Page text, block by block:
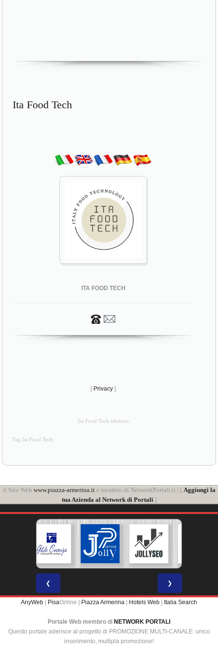
Ita Food Tech
ITA FOOD TECH
[ Privacy ]
Ita Food Tech telefono
Tag Ita Food Tech
il Sito Web www.piazza-armerina.itè membro di NetworkPortali.it | [ Aggiungi la
tua Azienda al Network di Portali]
❮ ❯
AnyWeb PisaOnline | Piazza Armerina Hotels Web Italia Search
Portale Web membro di NETWORK PORTALI
Questo portale aderisce al progetto di PROMOZIONE MULTI-CANALE: unico
inserimento, multipla promozione!